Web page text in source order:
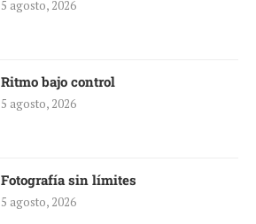
5 agosto, 2026
Ritmo bajo control
5 agosto, 2026
Fotografía sin límites
5 agosto, 2026